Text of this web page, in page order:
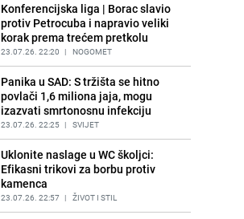
Kao iz slastičarne: Rolada od
čokolade i kokosa bez pečenja,
jednostavan desert bez imalo muke
PRIJE 1 DAN | RECEPTI
Kako izgleda travnjak stadiona
Koševo nakon tri koncerta Dine
Merlina
PRIJE 2 DANA | FOTO
Tajna savršenog makedonskog
ajvara: Stari recept za kremast i
bogat okus
PRIJE 1 DAN | RECEPTI
Konferencijska liga | Borac slavio
protiv Petrocuba i napravio veliki
korak prema trećem pretkolu
23.07.26. 22:20 | NOGOMET
Panika u SAD: S tržišta se hitno
povlači 1,6 miliona jaja, mogu
izazvati smrtonosnu infekciju
23.07.26. 22:25 | SVIJET
Uklonite naslage u WC školjci:
Efikasni trikovi za borbu protiv
kamenca
23.07.26. 22:57 | ŽIVOT I STIL